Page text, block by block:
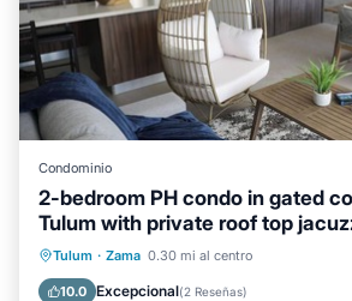
Condominio
2-bedroom PH condo in gated
Tulum with private roof top
Tulum · Zama 0.30 mi al centro
10.0 Excepcional(2 Reseñas)
Bañera de hidromasaje
Piscina
Vista al mar